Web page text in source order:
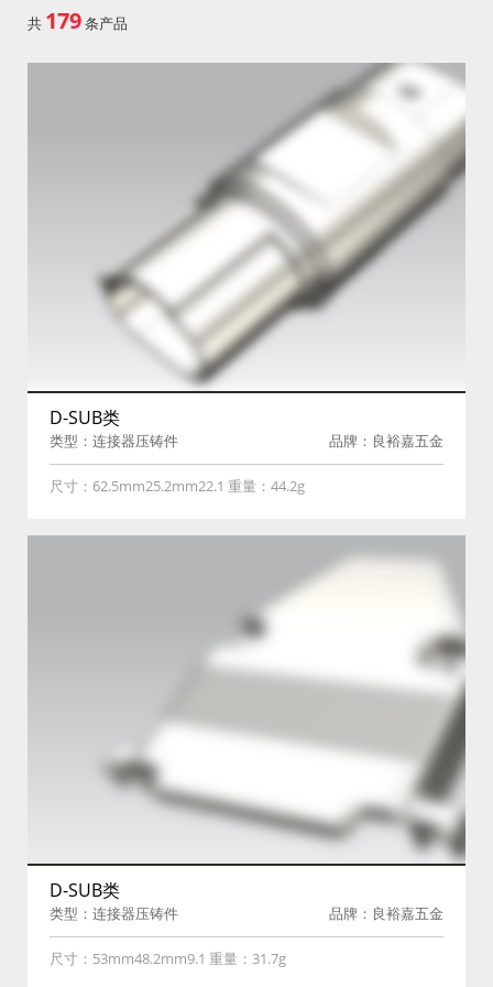
共 179条产品
D-SUB类
类型：连接器压铸件 品牌：良裕嘉五金
尺寸：62.5mm25.2mm22.1 重量：44.2g
D-SUB类
类型：连接器压铸件 品牌：良裕嘉五金
尺寸：53mm48.2mm9.1 重量：31.7g